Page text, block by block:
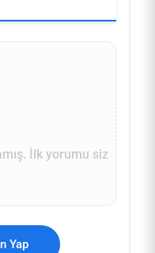
İlk yorumu siz
Yap